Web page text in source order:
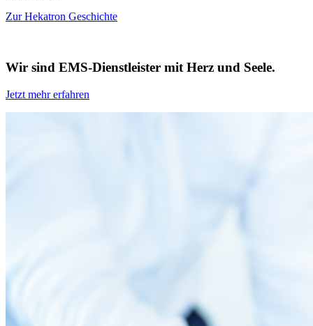
Zur Hekatron Geschichte
Wir sind EMS-Dienstleister mit Herz und Seele.
Jetzt mehr erfahren